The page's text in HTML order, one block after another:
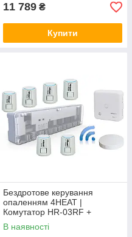
11 789 ₴
Купити
Бездротове керування
опаленням 4HEAT |
Комутатор HR-03RF +
Приймач R06 + Хаб EGW01 +
Привод ATR (6 шт.)
В наявності